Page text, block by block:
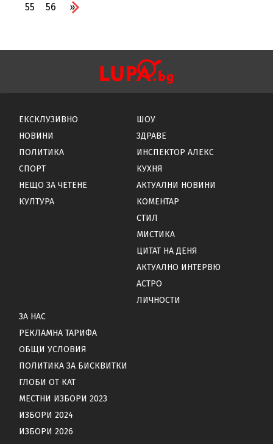
55
56 »
ЕКСКЛУЗИВНО
НОВИНИ
ПОЛИТИКА
СПОРТ
НЕЩО ЗА ЧЕТЕНЕ
КУЛТУРА
ШОУ
ЗДРАВЕ
ИНСПЕКТОР АЛЕКС
КУХНЯ
АКТУАЛНИ НОВИНИ
КОМЕНТАР
СТИЛ
МИСТИКА
ЦИТАТ НА ДЕНЯ
АКТУАЛНО ИНТЕРВЮ
АСТРО
ЛИЧНОСТИ
ЗА НАС
РЕКЛАМНА ТАРИФА
ОБЩИ УСЛОВИЯ
ПОЛИТИКА ЗА БИСКВИТКИ
ГЛОБИ ОТ КАТ
МЕСТНИ ИЗБОРИ 2023
ИЗБОРИ 2024
ИЗБОРИ 2026